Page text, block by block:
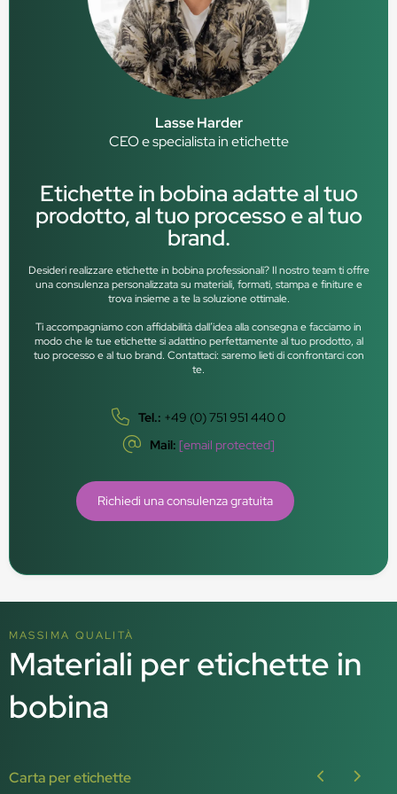
Lasse Harder
CEO e specialista in etichette
Etichette in bobina adatte al tuo
prodotto, al tuo processo e al tuo
brand.
Desideri realizzare etichette in bobina professionali? Il nostro team ti offre
una consulenza personalizzata su materiali, formati, stampa e finiture e
trova insieme a te la soluzione ottimale.
Ti accompagniamo con affidabilità dall’idea alla consegna e facciamo in
modo che le tue etichette si adattino perfettamente al tuo prodotto, al
tuo processo e al tuo brand. Contattaci: saremo lieti di confrontarci con
te.
Tel.: +49 (0) 751 951 440 0
Mail: [email protected]
Richiedi una consulenza gratuita
MASSIMA QUALITÀ
Materiali per etichette in
bobina
Carta per etichette